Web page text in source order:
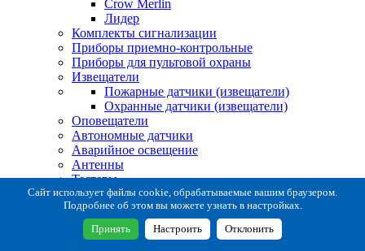
Crow Merlin
Лидер
Комплекты сигнализации
Приборы приемно-контрольные
Приборы для пультовой охраны
Извещатели
Пожарные датчики (извещатели)
Охранные датчики (извещатели)
Оповещатели
Автономные датчики
Аварийное освещение
Антенны
Тестеры
Система сбора извещений
Расходные и монтажные материалы
Коробки коммутационные
Кронштейны для извещателей
Сайт использует файлы cookie, обрабатываемые вашим браузером.
Подробнее об этом вы можете узнать в настройках.
Принять Настроить Отклонить